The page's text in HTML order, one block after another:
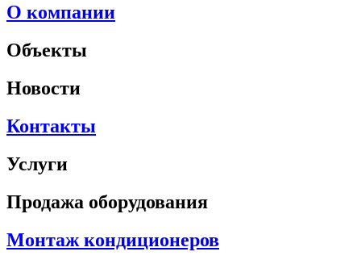
О компании
Объекты
Новости
Контакты
Услуги
Продажа оборудования
Монтаж кондиционеров